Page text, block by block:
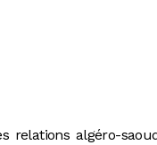
relations algéro-